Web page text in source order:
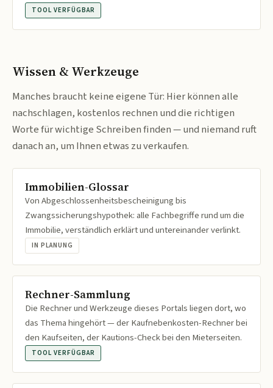
TOOL VERFÜGBAR
Wissen & Werkzeuge
Manches braucht keine eigene Tür: Hier können alle
nachschlagen, kostenlos rechnen und die richtigen
Worte für wichtige Schreiben finden — und niemand ruft
danach an, um Ihnen etwas zu verkaufen.
Immobilien-Glossar
Von Abgeschlossenheitsbescheinigung bis
Zwangssicherungshypothek: alle Fachbegriffe rund um die
Immobilie, verständlich erklärt und untereinander verlinkt.
IN PLANUNG
Rechner-Sammlung
Die Rechner und Werkzeuge dieses Portals liegen dort, wo
das Thema hingehört — der Kaufnebenkosten-Rechner bei
den Kaufseiten, der Kautions-Check bei den Mieterseiten.
TOOL VERFÜGBAR